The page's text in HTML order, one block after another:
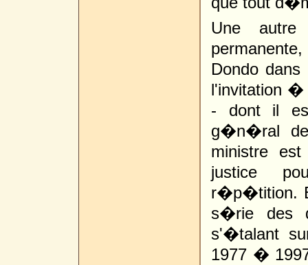
Une
Dondo
l'invitation
- dont il
g�n�ral de
ministre
justice
r�p�tition.
s�rie des
s'�talant
1977 �